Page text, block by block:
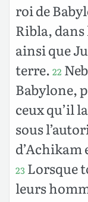
roi de
Ribla, dans
ainsi que
terre. 22
Babylone,
ceux qu’il
sous
23 Lorsque
leurs